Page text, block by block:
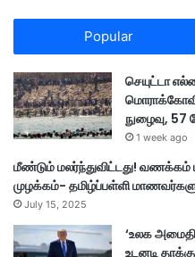
Popular
செயுட்டா
நுழைவு, 57
1 week ago
மீண்டும் மலர்ந்துவிட்டது! வணக்கம்
முழக்கம்- தமிழ்ப்பள்ளி
July 15, 2025
‘உலக
உடனடி